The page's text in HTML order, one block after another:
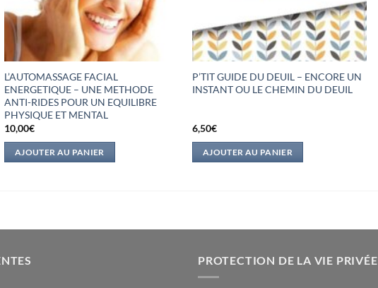
L’AUTOMASSAGE FACIAL
ENERGETIQUE – UNE METHODE
ANTI-RIDES POUR UN EQUILIBRE
PHYSIQUE ET MENTAL
10,00€
AJOUTER AU PANIER
P’TIT GUIDE DU DEUIL – ENCORE UN
INSTANT OU LE CHEMIN DU DEUIL
6,50€
AJOUTER AU PANIER
PROTECTION DE LA VIE PRIVÉE